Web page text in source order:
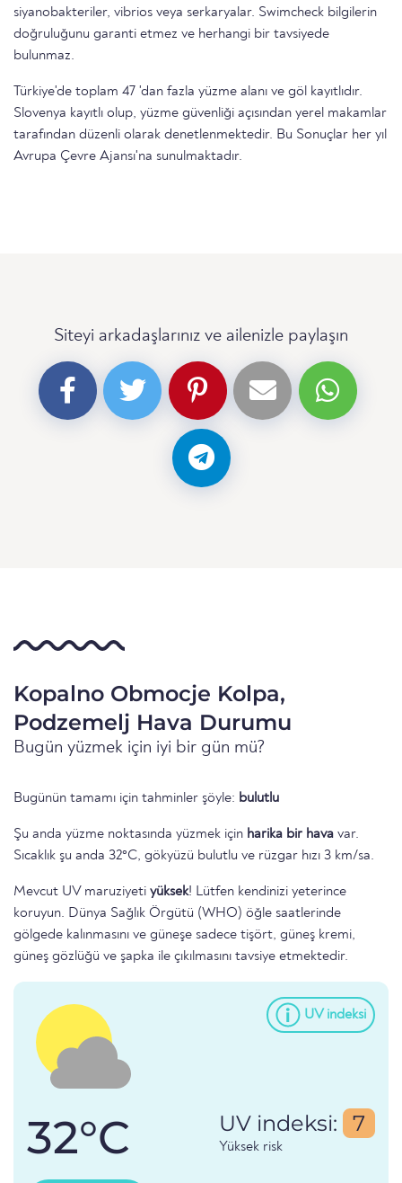
siyanobakteriler, vibrios veya serkaryalar. Swimcheck bilgilerin
doğruluğunu garanti etmez ve herhangi bir tavsiyede
bulunmaz.
Türkiye'de toplam 47 'dan fazla yüzme alanı ve göl kayıtlıdır.
Slovenya kayıtlı olup, yüzme güvenliği açısından yerel makamlar
tarafından düzenli olarak denetlenmektedir. Bu Sonuçlar her yıl
Avrupa Çevre Ajansı'na sunulmaktadır.
Siteyi arkadaşlarınız ve ailenizle paylaşın
Kopalno Obmocje Kolpa,
Podzemelj Hava Durumu
Bugün yüzmek için iyi bir gün mü?
Bugünün tamamı için tahminler şöyle: bulutlu
Şu anda yüzme noktasında yüzmek için harika bir hava var.
Sıcaklık şu anda 32°C, gökyüzü bulutlu ve rüzgar hızı 3 km/sa.
Mevcut UV maruziyeti yüksek! Lütfen kendinizi yeterince
koruyun. Dünya Sağlık Örgütü (WHO) öğle saatlerinde
gölgede kalınmasını ve güneşe sadece tişört, güneş kremi,
güneş gözlüğü ve şapka ile çıkılmasını tavsiye etmektedir.
UV indeksi
32°C UV indeksi: 7
Yüksek risk